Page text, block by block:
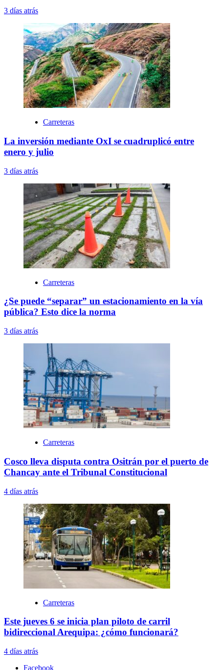
3 días atrás
Carreteras
La inversión mediante OxI se cuadruplicó entre
enero y julio
3 días atrás
Carreteras
¿Se puede “separar” un estacionamiento en la vía
pública? Esto dice la norma
3 días atrás
Carreteras
Cosco lleva disputa contra Ositrán por el puerto de
Chancay ante el Tribunal Constitucional
4 días atrás
Carreteras
Este jueves 6 se inicia plan piloto de carril
bidireccional Arequipa: ¿cómo funcionará?
4 días atrás
Facebook